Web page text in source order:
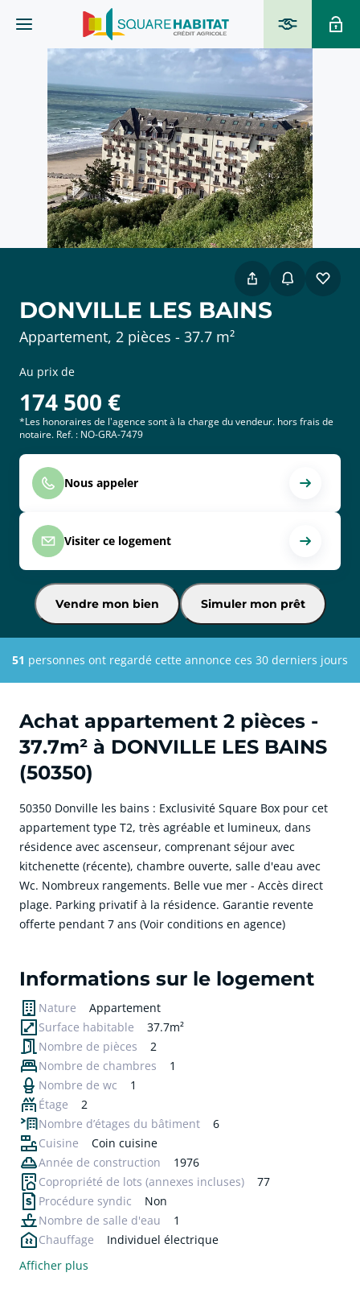
Achat appartement 2 pièces -
37.7m² à DONVILLE LES BAINS
(50350)
50350 Donville les bains : Exclusivité Square Box pour cet
appartement type T2, très agréable et lumineux, dans
résidence avec ascenseur, comprenant séjour avec
kitchenette (récente), chambre ouverte, salle d'eau avec
Wc. Nombreux rangements. Belle vue mer - Accès direct
plage. Parking privatif à la résidence. Garantie revente
offerte pendant 7 ans (Voir conditions en agence)
Informations sur le logement
Nature
Appartement
Surface habitable
37.7m²
Nombre de pièces
2
Nombre de chambres
1
Nombre de wc
1
Étage
2
Nombre d’étages du bâtiment
6
Cuisine
Coin cuisine
Année de construction
1976
Copropriété de lots (annexes incluses)
77
Procédure syndic
Non
Nombre de salle d'eau
1
Chauffage
Individuel électrique
Afficher plus
DONVILLE LES BAINS
Appartement, 2 pièces - 37.7 m²
Au prix de
174 500 €
*Les honoraires de l'agence sont à la charge du vendeur. hors frais de
notaire. Ref. : NO-GRA-7479
Nous appeler
Visiter ce logement
Simuler mon prêt
Vendre mon bien
51 personnes ont regardé cette annonce ces 30 derniers jours